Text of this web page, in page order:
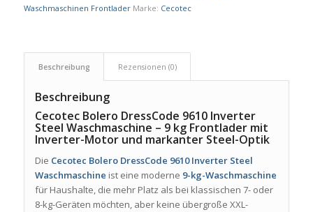
Waschmaschinen Frontlader Marke: Cecotec
Beschreibung Rezensionen (0)
Beschreibung
Cecotec Bolero DressCode 9610 Inverter
Steel Waschmaschine – 9 kg Frontlader mit
Inverter-Motor und markanter Steel-Optik
Die Cecotec Bolero DressCode 9610 Inverter Steel
Waschmaschine ist eine moderne 9-kg-Waschmaschine
für Haushalte, die mehr Platz als bei klassischen 7- oder
8-kg-Geräten möchten, aber keine übergroße XXL-